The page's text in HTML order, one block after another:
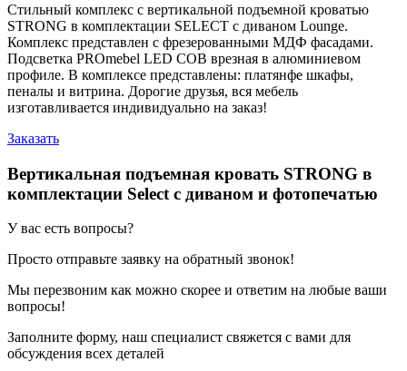
Стильный комплекс с вертикальной подъемной кроватью
STRONG в комплектации SELECT с диваном Lounge.
Комплекс представлен с фрезерованными МДФ фасадами.
Подсветка PROmebel LED COB врезная в алюминиевом
профиле. В комплексе представлены: платянфе шкафы,
пеналы и витрина. Дорогие друзья, вся мебель
изготавливается индивидуально на заказ!
Заказать
Вертикальная подъемная кровать STRONG в
комплектации Select с диваном и фотопечатью
У вас есть вопросы?
Просто отправьте заявку на обратный звонок!
Мы перезвоним как можно скорее и ответим на любые ваши
вопросы!
Заполните форму, наш специалист свяжется с вами для
обсуждения всех деталей